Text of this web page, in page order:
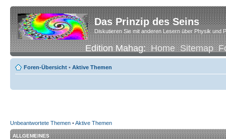
Das Prinzip des Seins
Diskutieren Sie mit anderen Lesern über Physik und
Edition Mahag:Home Sitemap
Foren-Übersicht • Aktive Themen
Unbeantwortete Themen •Aktive Themen
ALLGEMEINES